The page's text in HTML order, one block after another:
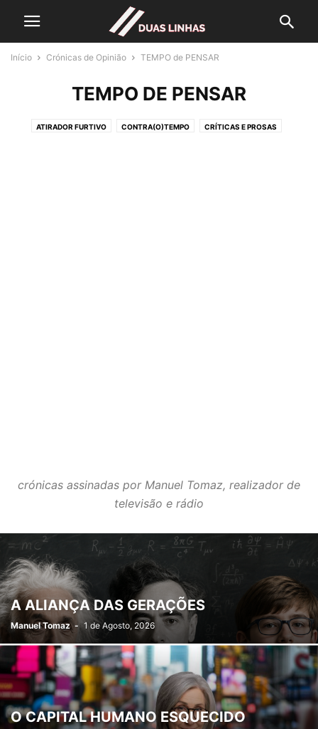
Início Crónicas de Opinião TEMPO de PENSAR
TEMPO DE PENSAR
ATIRADOR FURTIVO CONTRA(O)TEMPO CRÍTICAS E PROSAS
crónicas assinadas por Manuel Tomaz, realizador de
televisão e rádio
A ALIANÇA DAS GERAÇÕES
Manuel Tomaz - 1 de Agosto, 2026
O CAPITAL HUMANO ESQUECIDO